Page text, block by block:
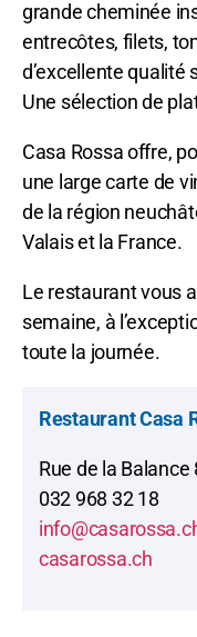
grande cheminée
entrecôtes, filets,
d’excellente qualité
Une sélection de
Casa Rossa offre,
une large carte de
de la région
Valais et la France.
Le restaurant vous
semaine, à
toute la journée.
Restaurant Casa
Rue de la Balance
032 968 32 18
casarossa.ch